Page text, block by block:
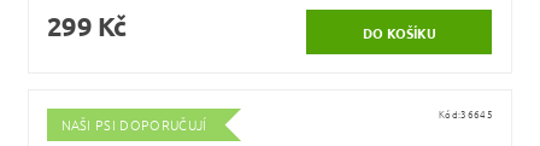
299 Kč
NAŠI PSI DOPORUČUJÍ
Kód:36645